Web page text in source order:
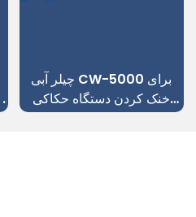
چیلر آبی CW-5000 برای
خنک کردن دستگاه حکاکی
CNC دندانپزشکی